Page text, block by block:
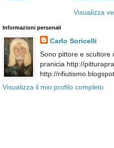
Visualizza
Informazioni personali
Carlo Soricelli
Sono pittore e scultore
pranicia http://
http://
Visualizza il mio profilo completo